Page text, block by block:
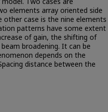
elements array oriented side
other case is the nine elements
patterns have some extent
of gain, the shifting of
broadening. It can be
depends on the
distance between the